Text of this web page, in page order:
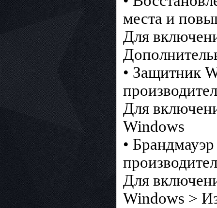
места и
Для
• Защитник
Для
Windows
•
Для
Windows >